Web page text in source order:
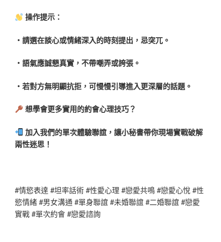
操作提示：
・請選在談心或情緒深入的時刻提出，忌突兀。
・語氣應誠懇真實，不帶嘲弄或誇張。
・若對方無明顯抗拒，可慢慢引導進入更深層的話題。
想學會更多實用的約會心理技巧？
加入我們的單次體驗聯誼，讓小秘書帶你現場實戰破解
兩性迷思！
#情慾表達 #坦率話術 #性愛心理 #戀愛共鳴 #戀愛心悅 #性
慾情緒 #男女溝通 #單身聯誼 #未婚聯誼 #二婚聯誼 #戀愛
實戰 #單次約會 #戀愛諮詢